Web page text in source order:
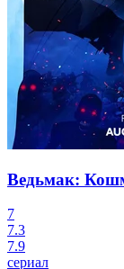
Ведьмак:
7
7.3
7.9
сериал